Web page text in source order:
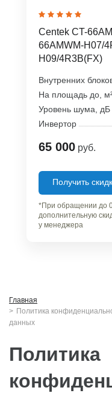
Centek CT-
66AMWM-H07/
H09/4R3B(FX)
Внутренних
На площадь до,
Уровень шума, дБ
Инвертор
65 000 руб.
Получить
*При обращении до
дополнительную
у менеджера
Главная
Политика
данных
Политика